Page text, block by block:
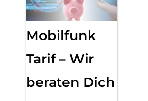
Mobilfunk
Tarif – Wir
beraten Dich